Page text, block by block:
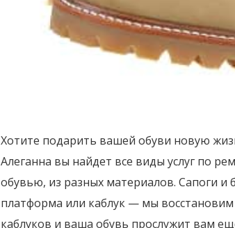
Хотите подарить вашей обуви новую
Алеганна вы найдет все виды услуг по
обувью, из разных материалов. Сапоги и
платформа или каблук — мы
каблуков и ваша обувь прослужит вам